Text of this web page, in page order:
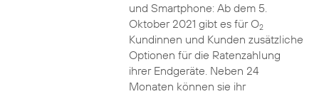
und Smartphone: Ab dem 5.
Oktober 2021 gibt es für O2
Kundinnen und Kunden zusätzliche
Optionen für die Ratenzahlung
ihrer Endgeräte. Neben 24
Monaten können sie ihr